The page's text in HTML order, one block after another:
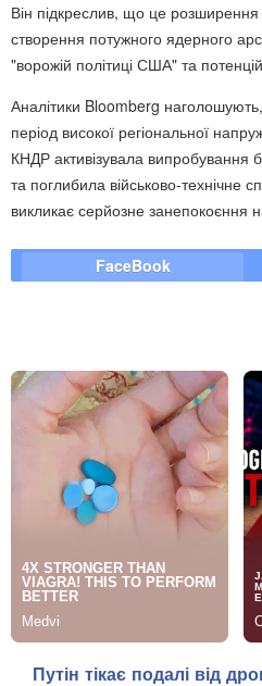
Він підкреслив, що це
створення потужного ядерного
"ворожій політиці США" та
Аналітики Bloomberg
період високої регіональної
КНДР активізувала випробування
та поглибила військово-технічне
викликає серйозне занепокоєння
FaceBook
Путін тікає подалі від